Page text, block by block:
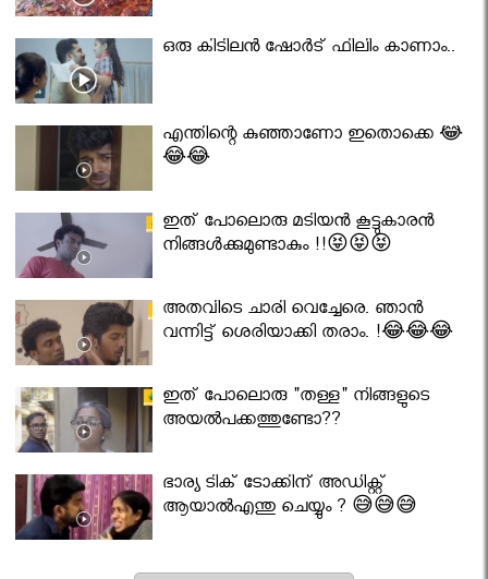
ഒരു കിടിലൻ ഷോർട് ഫിലിം കാണാം..
എന്തിന്റെ കുഞ്ഞാണോ ഇതൊക്കെ 😂
😂😂
ഇത് പോലൊരു മടിയൻ കൂട്ടുകാരൻ
നിങ്ങൾക്കുമുണ്ടാകും !!😝😝😝
അതവിടെ ചാരി വെച്ചേരെ. ഞാൻ
വന്നിട്ട് ശെരിയാക്കി തരാം. !😂😂😂
ഇത് പോലൊരു "തള്ള" നിങ്ങളുടെ
അയല്‍പക്കത്തുണ്ടോ??
ഭാര്യ ടിക് ടോക്കിന് അഡിക്റ്റ്
ആയാൽഎന്തു ചെയ്യും ? 😅😅😅